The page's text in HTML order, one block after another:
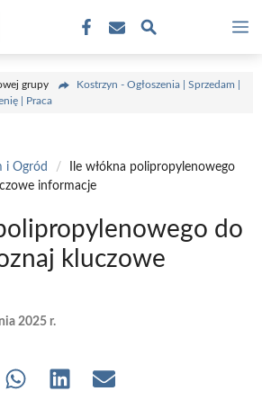
grupy
Kostrzyn - Ogłoszenia | Sprzedam |
| Praca
i Ogród /
Ile włókna polipropylenowego
informacje
do
kluczowe
2025 r.
Share Share Share